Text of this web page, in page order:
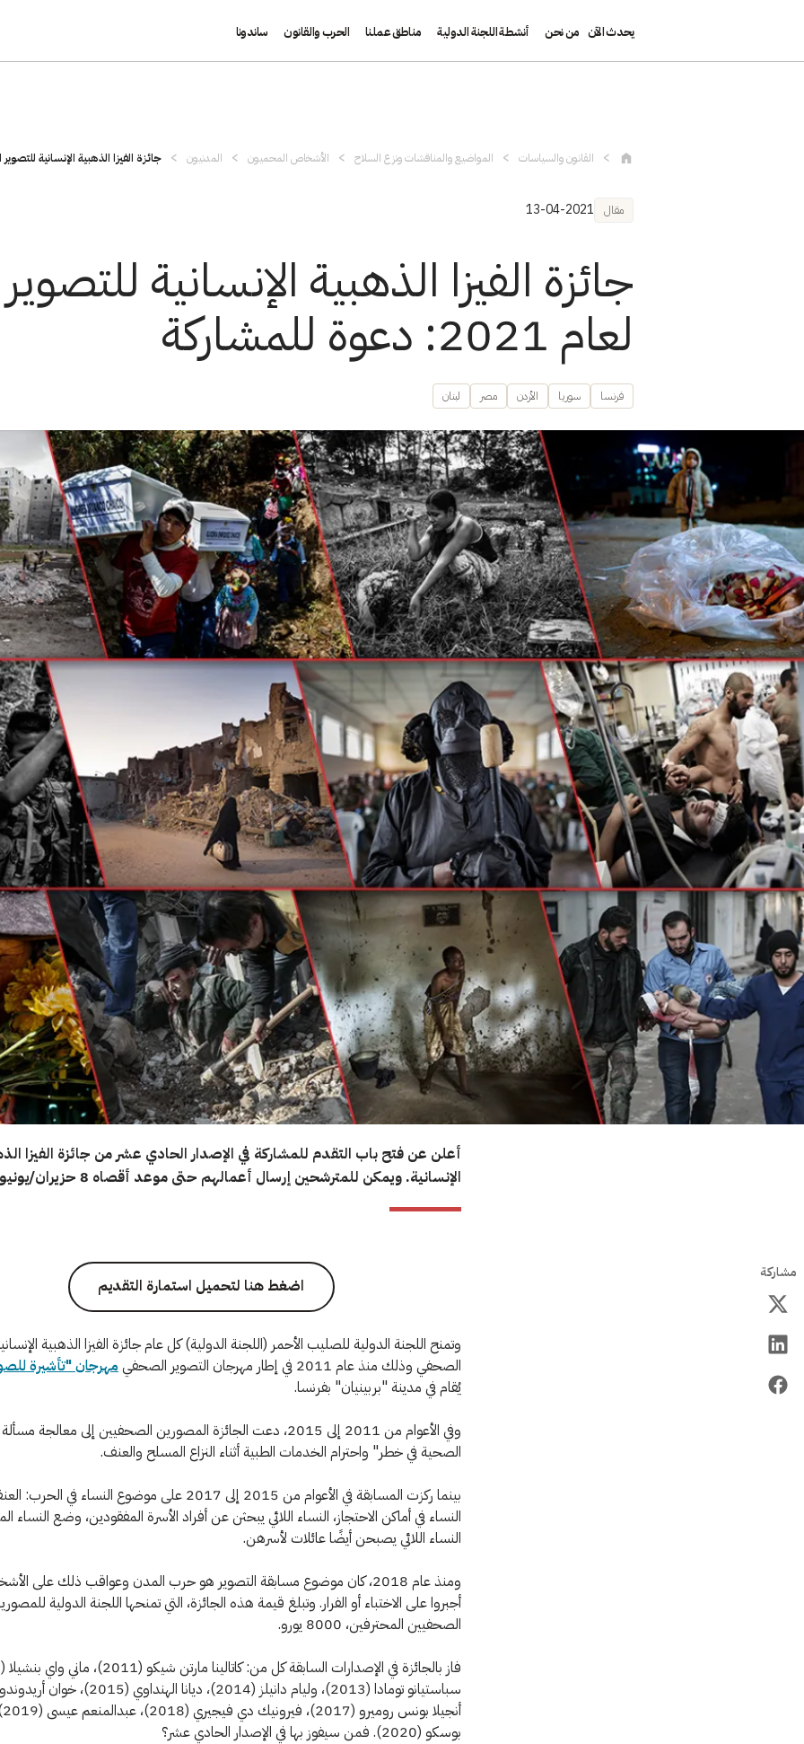
يحدث الآن من نحن أنشطة اللجنة الدولية مناطق عملنا الحرب والقانون ساندونا
القانون والسياسات المواضيع والمناقشات ونزع السلاح الأشخاص المحميون المدنيون جائزة الفيزا الذهبية الإنسانية
مقال 13-04-2021
جائزة الفيزا الذهبية الإنسانية
لعام 2021: دعوة للمشاركة
فرنسا سوريا الأردن مصر لبنان
أعلن عن فتح باب التقدم للمشاركة في الإصدار الحادي عشر من جائزة الفيزا
الإنسانية. ويمكن للمترشحين إرسال أعمالهم حتى موعد أقصاه 8 حزيران/يونيو 2021.
مشاركة
اضغط هنا لتحميل استمارة التقديم
وتمنح اللجنة الدولية للصليب الأحمر (اللجنة الدولية) كل عام جائزة الفيزا الذهبية
الصحفي وذلك منذ عام 2011 في إطار مهرجان التصوير الصحفي
مهرجان "تأشيرة
يُقام في مدينة "بربينيان" بفرنسا.
وفي الأعوام من 2011 إلى 2015، دعت الجائزة المصورين الصحفيين إلى معالجة
الصحية في خطر" واحترام الخدمات الطبية أثناء النزاع المسلح والعنف.
بينما ركزت المسابقة في الأعوام من 2015 إلى 2017 على موضوع النساء
النساء في أماكن الاحتجاز، النساء اللائي يبحثن عن أفراد الأسرة المفقودين، وضع النساء
النساء اللائي يصبحن أيضًا عائلات لأسرهن.
ومنذ عام 2018، كان موضوع مسابقة التصوير هو حرب المدن وعواقب ذلك على
أجبروا على الاختباء أو الفرار. وتبلغ قيمة هذه الجائزة، التي تمنحها اللجنة الدولية
الصحفيين المحترفين، 8000 يورو.
بوسكو (2020). فمن سيفوز بها في الإصدار الحادي عشر؟